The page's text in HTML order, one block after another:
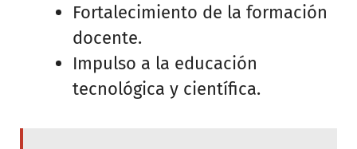
Fortalecimiento de la formación
docente.
Impulso a la educación
tecnológica y científica.